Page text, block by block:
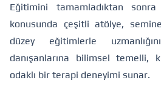
Eğitimini tamamladıktan
konusunda çeşitli atölye,
düzey eğitimlerle
danışanlarına bilimsel temelli,
odaklı bir terapi deneyimi sunar.